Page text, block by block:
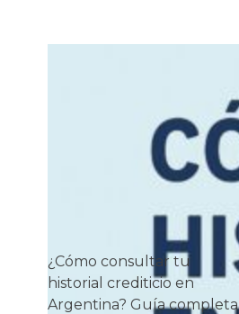
¿Cómo consultar tu
historial crediticio en
Argentina? Guía completa